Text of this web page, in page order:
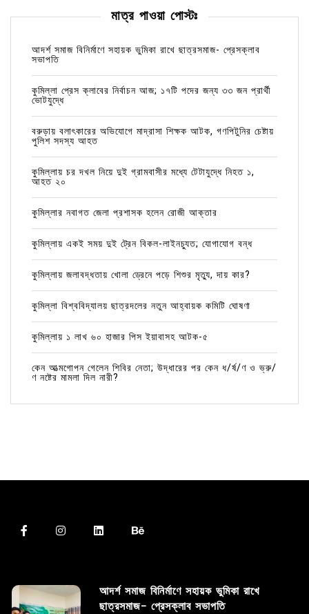
মাত্র পাওয়া পোস্টঃ
আদর্শ সমাজ বিনির্মাণে সহায়ক ভুমিকা রাখে ছাত্রসমাজ- প্রেসক্লাব
সভাপতি
কুমিল্লা প্রেস ক্লাবের নির্বাচন আজ; ১৭টি পদের জন্য ৩৩ জন প্রার্থী
ভোটযুদ্ধে
বরুড়ায় বলাৎকারের অভিযোগে মাদ্রাসা শিক্ষক আটক, গণপিটুনির চেষ্টায়
পুলিশ সদস্য আহত
কুমিল্লায় চর দখল নিয়ে দুই গ্রামবাসীর মধ্যে টেটাযুদ্ধে নিহত ১,
আহত ২০
কুমিল্লার নবাগত জেলা প্রশাসক হলেন রোজী আক্তার
কুমিল্লায় একই সময় দুই ট্রেন বিকল-লাইনচ্যুত; যোগাযোগ বন্ধ
কুমিল্লায় জলাবদ্ধতায় খোলা ড্রেনে পড়ে শিশুর মৃত্যু, দায় কার?
কুমিল্লা বিশ্ববিদ্যালয় ছাত্রদলের নতুন আহ্বায়ক কমিটি ঘোষণা
কুমিল্লায় ১ লাখ ৬০ হাজার পিস ইয়াবাসহ আটক-৫
কেন আত্মগোপন গেলেন শিবির নেতা; উদ্ধারের পর কেন ধ/র্ষ/ণ ও ভ্রু/
ণ নষ্টের মামলা দিল নারী?
আদর্শ সমাজ বিনির্মাণে সহায়ক ভুমিকা রাখে
ছাত্রসমাজ- প্রেসক্লাব সভাপতি